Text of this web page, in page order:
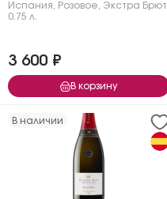
Испания Розовое Экстра Брют
0.75 л.
3 600 ₽
В корзину
В наличии